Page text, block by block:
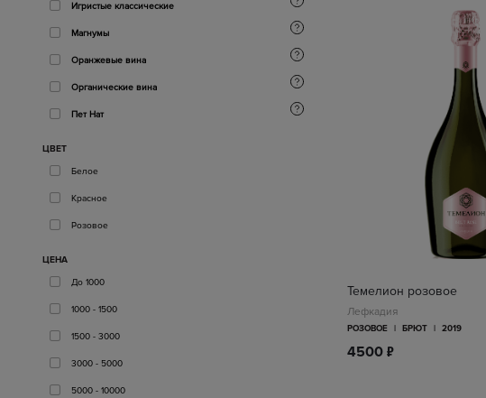
Игристые классические
Магнумы
Оранжевые вина
Органические вина
Пет Нат
ЦВЕТ
Белое
Красное
Розовое
ЦЕНА
До 1000
1000 - 1500
1500 - 3000
3000 - 5000
5000 - 10000
Темелион розовое
Лефкадия
РОЗОВОЕ | БРЮТ | 2019
4500 п